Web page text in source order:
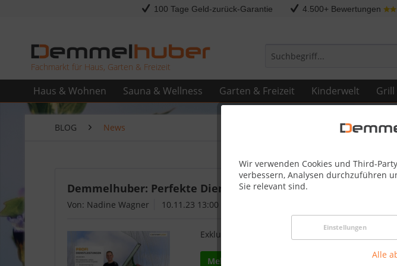
100 Tage Geld-zurück-Garantie 4.500+ Bewertungen
Fachmarkt für Haus, Garten & Freizeit
Haus & Wohnen Sauna & Wellness Garten & Freizeit Kinderwelt Grill
Wir verwenden Cookies und Third-
verbessern, Analysen durchzuführen
Sie relevant sind.
Einstellungen
Alle
BLOG News
Demmelhuber: Perfekte Dienstleistungen für exklusive
Von: Nadine Wagner 10.11.23 13:00
Exklusiver Service für anspruchsvolle Produkte
Mehr lesen